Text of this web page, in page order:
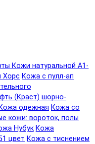
Кожи натуральной А1-
Хорс Кожа с пулл-ап
(Краст) шорно-
Кожа одежная Кожа со
кожи: вороток, полы
Нубук Кожа
цвет Кожа с тиснением